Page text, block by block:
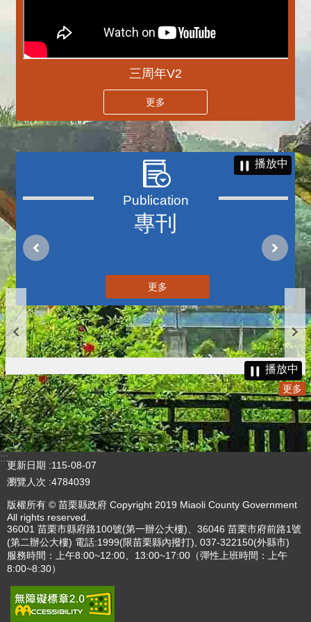
三周年V2
更多
專刊
播放中
更多
播放中
更多
:::
更新日期
115-08-07
瀏覽人次 4784039
版權所有 © 苗栗縣政府 Copyright 2019 Miaoli County Government
All rights reserved.
36001 苗栗市縣府路100號(第一辦公大樓)、36046 苗栗市府前路1號
(第二辦公大樓) 電話:1999(限苗栗縣內撥打), 037-322150(外縣市)
服務時間：上午8:00~12:00、13:00~17:00（彈性上班時間：上午
8:00~8:30）